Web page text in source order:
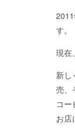
す。
現在
新し
売、
コ
お店